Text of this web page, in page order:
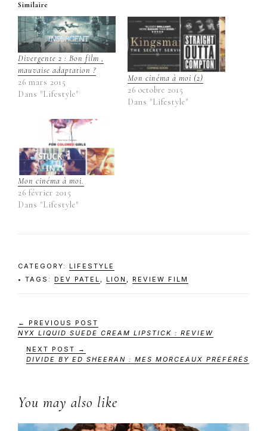
Similaire
Divergente 2 : Bon film ,
mauvaise adaptation ?
26 mars 2015
Dans "Lifestyle"
Mon cinéma à moi (2)
26 octobre 2015
Dans "Lifestyle"
Mon cinéma à moi.
26 février 2015
Dans "Lifestyle"
CATEGORY: LIFESTYLE
TAGS: DEV PATEL LION REVIEW FILM
← PREVIOUS POST
NYX LIQUID SUEDE CREAM LIPSTICK : REVIEW
NEXT POST →
DIVIDE BY ED SHEERAN : MES MORCEAUX PRÉFÉRÉS
You may also like